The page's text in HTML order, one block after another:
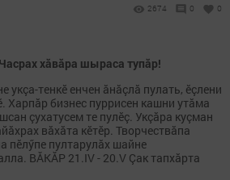
2674 0 0
хăвăра шыраса тупăр!
укçа-тенкӗ енчен ăнăçлă пулать, ӗçлени
Харпăр бизнес пуррисен кашни утăма
çухатусем те пулӗç. Укçăра куçман
вăхăта кӗтӗр. Творчествăпа
пӗлӳпе пултарулăх шайне
ВĂКĂР 21.IV - 20.V Çак тапхăрта